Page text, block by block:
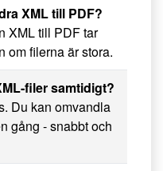
XML till PDF?
XML till PDF tar
om filerna är stora.
filer samtidigt?
Du kan omvandla
gång - snabbt och